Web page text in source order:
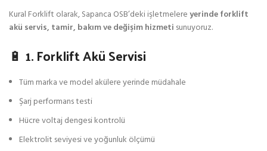
Kural Forklift olarak, Sapanca OSB’deki işletmelereyerinde forklift
akü servis, tamir, bakım ve değişim hizmeti sunuyoruz.
🔋 1. Forklift Akü Servisi
Tüm marka ve model akülere yerinde müdahale
Şarj performans testi
Hücre voltaj dengesi kontrolü
Elektrolit seviyesi ve yoğunluk ölçümü